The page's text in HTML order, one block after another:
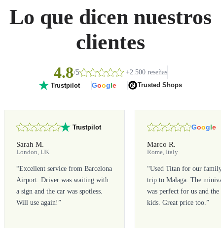
Lo que dicen nuestros
clientes
4.8/5 +2.500 reseñas
Trustpilot Google Trusted Shops
Trustpilot
Sarah M.
London, UK
“Excellent service from Barcelona
Airport. Driver was waiting with
a sign and the car was spotless.
Will use again!”
Google
Marco R.
Rome, Italy
“Used Titan for our
trip to Malaga. The
was perfect for us and the
kids. Great price too.”